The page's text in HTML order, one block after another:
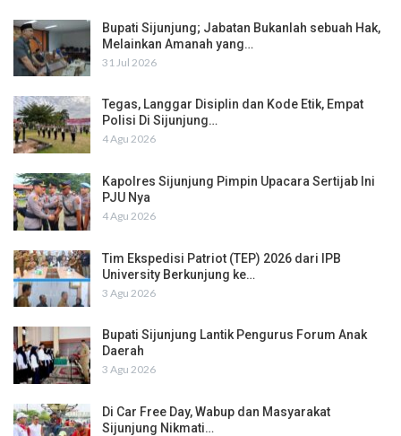
Bupati Sijunjung; Jabatan Bukanlah sebuah Hak,
Melainkan Amanah yang…
31 Jul 2026
Tegas, Langgar Disiplin dan Kode Etik, Empat
Polisi Di Sijunjung…
4 Agu 2026
Kapolres Sijunjung Pimpin Upacara Sertijab Ini
PJU Nya
4 Agu 2026
Tim Ekspedisi Patriot (TEP) 2026 dari IPB
University Berkunjung ke…
3 Agu 2026
Bupati Sijunjung Lantik Pengurus Forum Anak
Daerah
3 Agu 2026
Di Car Free Day, Wabup dan Masyarakat
Sijunjung Nikmati…